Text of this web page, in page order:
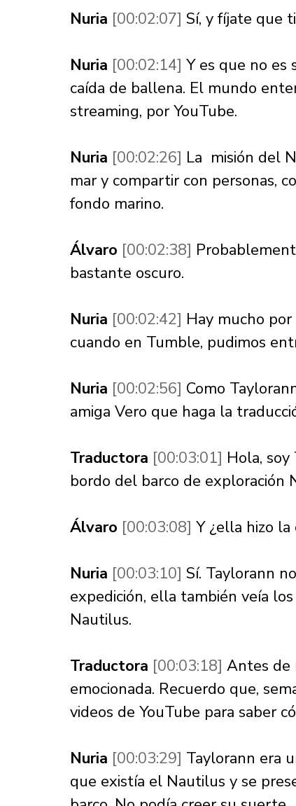
Nuria [00:02:07] Sí, y fíjate que
Nuria [00:02:14] Y es que no es
caída de ballena. El mundo
streaming, por YouTube.
Nuria [00:02:26] La  misión del
mar y compartir con personas,
fondo marino.
Álvaro [00:02:38]
bastante oscuro.
Nuria [00:02:42] Hay mucho
cuando en Tumble, pudimos
Nuria [00:02:56] Como
amiga Vero que haga la
Traductora [00:03:01] Hola,
bordo del barco de exploración
Álvaro [00:03:08] Y ¿ella hizo
Nuria [00:03:10] Sí. Taylorann
expedición, ella también veía
Nautilus.
Traductora [00:03:18] Antes de
emocionada. Recuerdo que,
videos de YouTube para saber
Nuria [00:03:29] Taylorann era
que existía el Nautilus y se